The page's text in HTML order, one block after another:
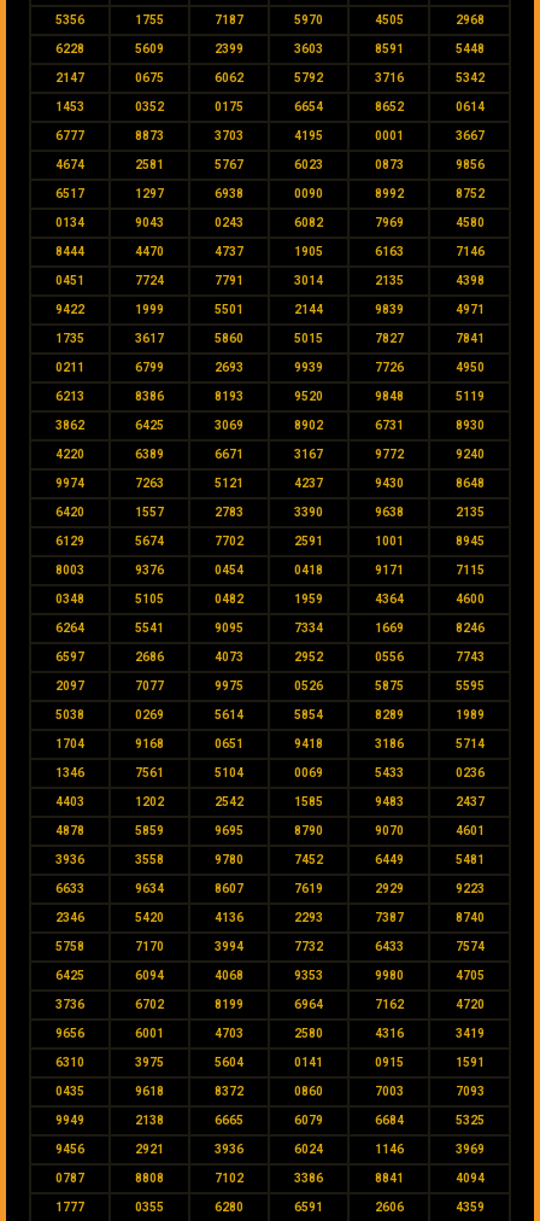
5356 1755 7187 5970 4505 2968
6228 5609 2399 3603 8591 5448
2147 0675 6062 5792 3716 5342
1453 0352 0175 6654 8652 0614
6777 8873 3703 4195 0001 3667
4674 2581 5767 6023 0873 9856
6517 1297 6938 0090 8992 8752
0134 9043 0243 6082 7969 4580
8444 4470 4737 1905 6163 7146
0451 7724 7791 3014 2135 4398
9422 1999 5501 2144 9839 4971
1735 3617 5860 5015 7827 7841
0211 6799 2693 9939 7726 4950
6213 8386 8193 9520 9848 5119
3862 6425 3069 8902 6731 8930
4220 6389 6671 3167 9772 9240
9974 7263 5121 4237 9430 8648
6420 1557 2783 3390 9638 2135
6129 5674 7702 2591 1001 8945
8003 9376 0454 0418 9171 7115
0348 5105 0482 1959 4364 4600
6264 5541 9095 7334 1669 8246
6597 2686 4073 2952 0556 7743
2097 7077 9975 0526 5875 5595
5038 0269 5614 5854 8289 1989
1704 9168 0651 9418 3186 5714
1346 7561 5104 0069 5433 0236
4403 1202 2542 1585 9483 2437
4878 5859 9695 8790 9070 4601
3936 3558 9780 7452 6449 5481
6633 9634 8607 7619 2929 9223
2346 5420 4136 2293 7387 8740
5758 7170 3994 7732 6433 7574
6425 6094 4068 9353 9980 4705
3736 6702 8199 6964 7162 4720
9656 6001 4703 2580 4316 3419
6310 3975 5604 0141 0915 1591
0435 9618 8372 0860 7003 7093
9949 2138 6665 6079 6684 5325
9456 2921 3936 6024 1146 3969
0787 8808 7102 3386 8841 4094
1777 0355 6280 6591 2606 4359